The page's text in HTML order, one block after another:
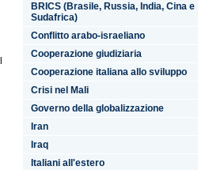
BRICS (Brasile, Russia, India, Cina e
Sudafrica)
Conflitto arabo-israeliano
Cooperazione giudiziaria
Cooperazione italiana allo sviluppo
Crisi nel Mali
Governo della globalizzazione
Iran
Iraq
Italiani all'estero